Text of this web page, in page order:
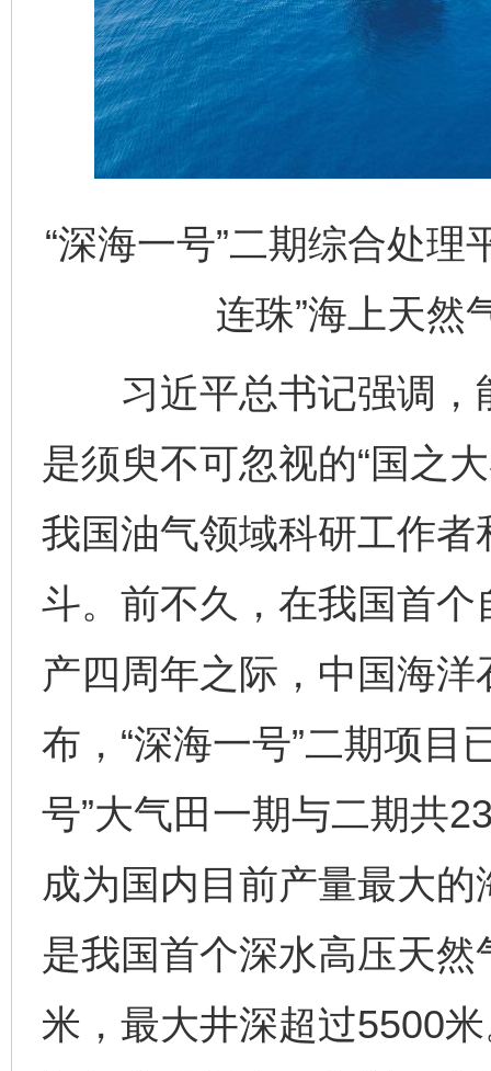
“深海一号”二期综合处理
连珠”海上天
习近平总书记强调，
是须臾不可忽视的“国之
我国油气领域科研工作
斗。前不久，在我国首个
产四周年之际，中国海
布，“深海一号”二期项目
号”大气田一期与二期共
成为国内目前产量最大的
是我国首个深水高压天
米，最大井深超过5500